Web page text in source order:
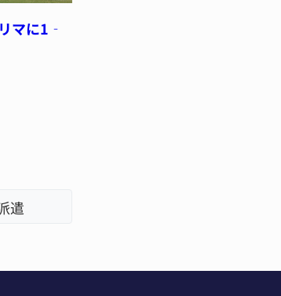
マに1‐
た」母娘だまされ400万円詐欺被害 名張